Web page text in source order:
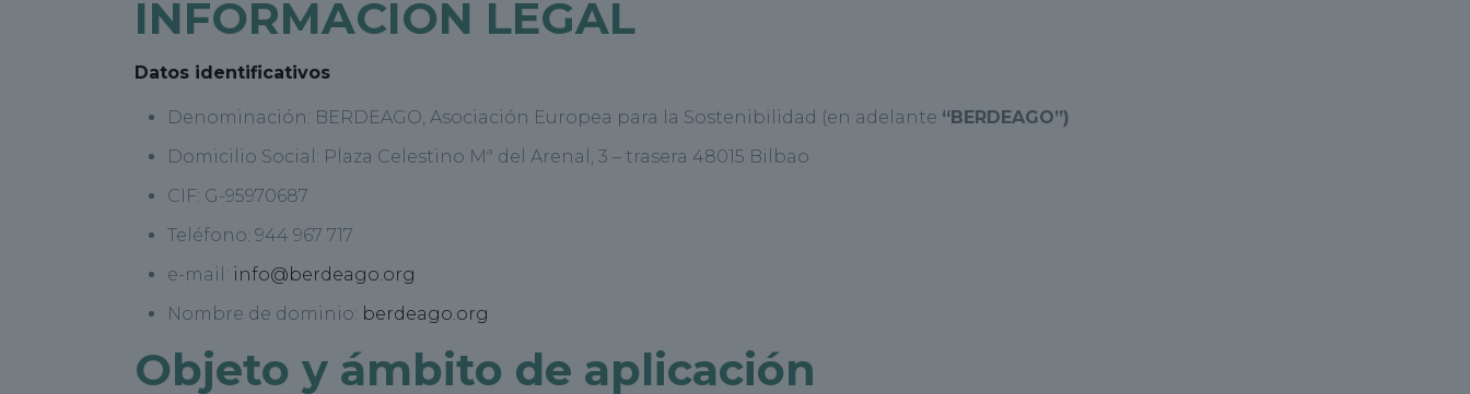
INFORMACIÓN LEGAL
Datos identificativos
Denominación: BERDEAGO, Asociación Europea para la Sostenibilidad (en adelante “BERDEAGO”)
Domicilio Social: Plaza Celestino Mª del Arenal, 3 – trasera 48015 Bilbao
CIF: G-95970687
Teléfono: 944 967 717
e-mail: info@berdeago.org
Nombre de dominio: berdeago.org
Objeto y ámbito de aplicación